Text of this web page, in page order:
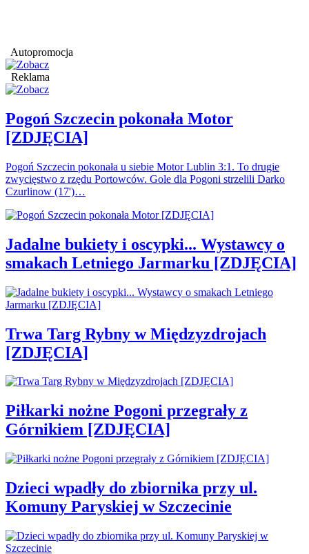
Autopromocja
Reklama
Pogoń Szczecin pokonała Motor
[ZDJĘCIA]
Pogoń Szczecin pokonała u siebie Motor Lublin 3:1. To drugie
zwycięstwo z rzędu Portowców. Gole dla Pogoni strzelili Darko
Czurlinow (17')…
Jadalne bukiety i oscypki... Wystawcy o
smakach Letniego Jarmarku [ZDJĘCIA]
Trwa Targ Rybny w Międzyzdrojach
[ZDJĘCIA]
Piłkarki nożne Pogoni przegrały z
Górnikiem [ZDJĘCIA]
Dzieci wpadły do zbiornika przy ul.
Komuny Paryskiej w Szczecinie